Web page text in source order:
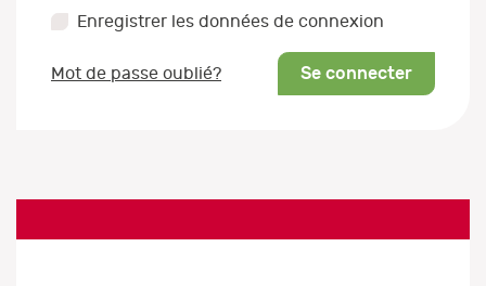
Enregistrer les données de connexion
Mot de passe oublié? Se connecter